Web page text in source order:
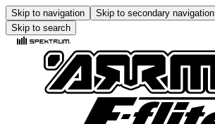
Skip to navigation Skip to secondary navigation
Skip to search